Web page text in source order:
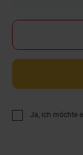
Ja, ich möchte